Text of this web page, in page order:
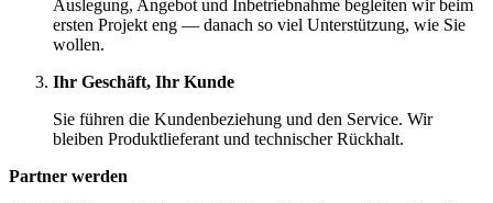
Auslegung, Angebot und Inbetriebnahme begleiten wir beim
ersten Projekt eng — danach so viel Unterstützung, wie Sie
wollen.
Ihr Geschäft, Ihr Kunde
Sie führen die Kundenbeziehung und den Service. Wir
bleiben Produktlieferant und technischer Rückhalt.
Partner werden